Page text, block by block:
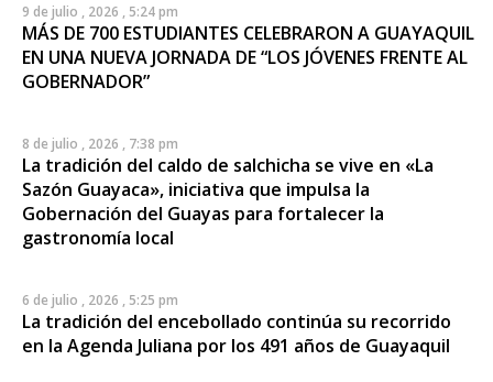
9 de julio , 2026 , 5:24 pm
MÁS DE 700 ESTUDIANTES CELEBRARON A GUAYAQUIL
EN UNA NUEVA JORNADA DE “LOS JÓVENES FRENTE AL
GOBERNADOR”
8 de julio , 2026 , 7:38 pm
La tradición del caldo de salchicha se vive en «La
Sazón Guayaca», iniciativa que impulsa la
Gobernación del Guayas para fortalecer la
gastronomía local
6 de julio , 2026 , 5:25 pm
La tradición del encebollado continúa su recorrido
en la Agenda Juliana por los 491 años de Guayaquil